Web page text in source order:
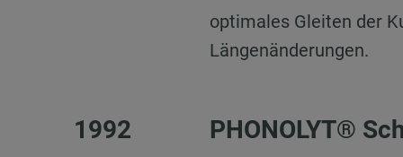
optimales Gleiten der
Längenänderungen.
1992 PHONOLYT®